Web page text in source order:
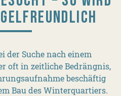
der Suche nach einem
oft in zeitliche Bedrängnis,
beschäftig
Bau des Winterquartiers.